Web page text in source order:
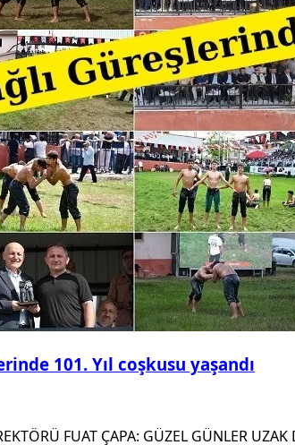
101. Yıl coşkusu yaşandı
FUAT ÇAPA: GÜZEL GÜNLER UZAK